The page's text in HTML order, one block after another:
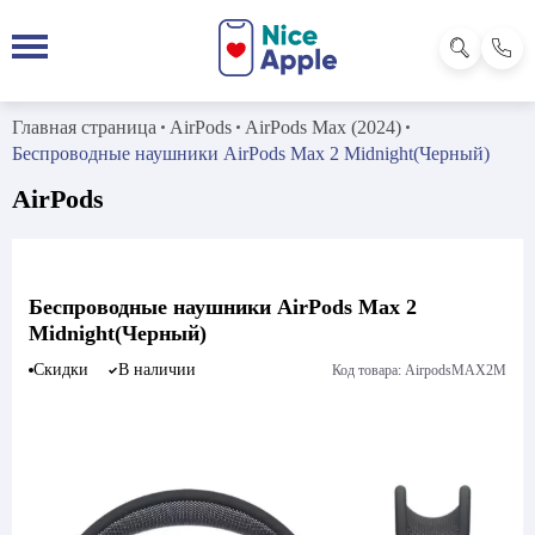
Главная страница AirPods
AirPods Max (2024)
Беспроводные наушники AirPods Max 2 Midnight(Черный)
AirPods
Беспроводные наушники AirPods Max 2
Midnight(Черный)
Скидки В наличии Код товара: AirpodsMAX2M